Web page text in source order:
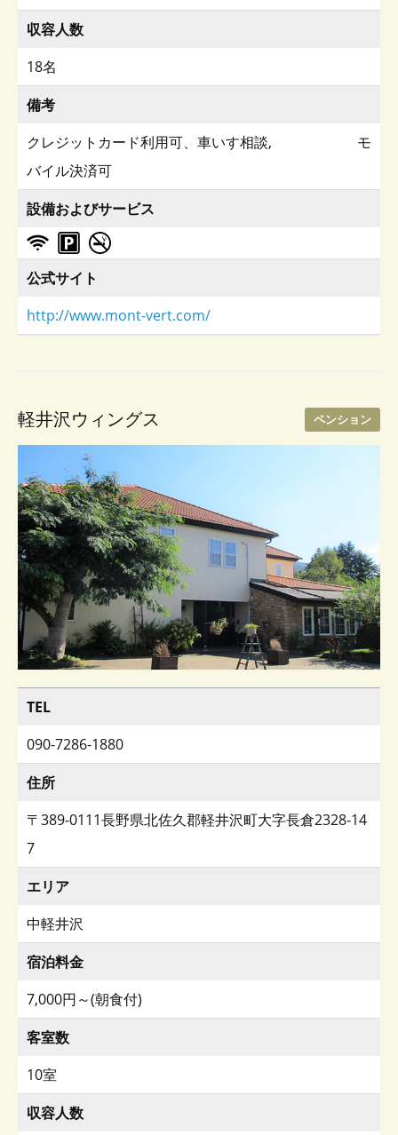
収容人数
18名
備考
クレジットカード利用可、車いす相談, モ
バイル決済可
設備およびサービス
公式サイト
http://www.mont-vert.com/
軽井沢ウィングス ペンション
TEL
090-7286-1880
住所
〒389-0111長野県北佐久郡軽井沢町大字長倉2328-14
7
エリア
中軽井沢
宿泊料金
7,000円～(朝食付)
客室数
10室
収容人数